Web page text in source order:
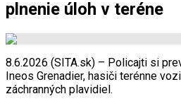
plnenie úloh v teréne
8.6.2026 (SITA.sk) – Policajti si
Ineos Grenadier, hasiči terénne
záchranných plavidiel.